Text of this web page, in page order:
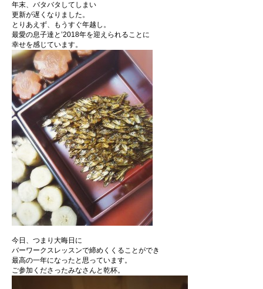
年末、バタバタしてしまい
更新が遅くなりました。
とりあえず、もうすぐ年越し。
最愛の息子達と’2018年を迎えられることに
幸せを感じています。
今日、つまり大晦日に
バーワークスレッスンで締めくくることができ
最高の一年になったと思っています。
ご参加くださったみなさんと乾杯。